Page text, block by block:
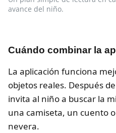
avance del niño.
Cuándo combinar la
La aplicación funciona
objetos reales. Después
invita al niño a buscar la
una camiseta, un cuento
nevera.